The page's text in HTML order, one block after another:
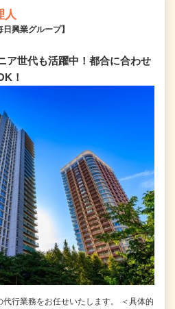
人
興業グループ】
ア世代も活躍中！都合に合わせ
！
代行業務をお任せいたします。 ＜具体的